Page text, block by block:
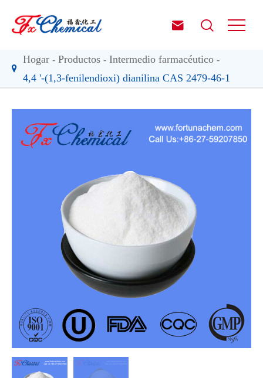
 
Hogar Productos
Intermedio farmacéutico
4,4 '-(1,3-fenilendioxi) dianilina CAS 2479-46-1